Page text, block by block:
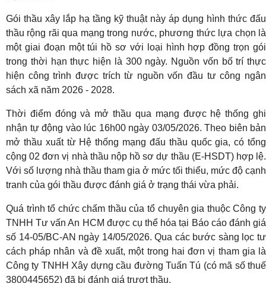
Gói thầu xây lắp hạ tầng kỹ thuật này áp dụng hình thức đấu
thầu rộng rãi qua mạng trong nước, phương thức lựa chọn là
một giai đoạn một túi hồ sơ với loại hình hợp đồng trọn gói
trong thời hạn thực hiện là 300 ngày. Nguồn vốn bố trí thực
hiện công trình được trích từ nguồn vốn đầu tư công ngân
sách xã năm 2026 - 2028.
Thời điểm đóng và mở thầu qua mạng được hệ thống ghi
nhận tự động vào lúc 16h00 ngày 03/05/2026. Theo biên bản
mở thầu xuất từ Hệ thống mạng đấu thầu quốc gia, có tổng
cộng 02 đơn vị nhà thầu nộp hồ sơ dự thầu (E-HSDT) hợp lệ.
Với số lượng nhà thầu tham gia ở mức tối thiểu, mức độ cạnh
tranh của gói thầu được đánh giá ở trạng thái vừa phải.
Quá trình tổ chức chấm thầu của tổ chuyên gia thuộc Công ty
TNHH Tư vấn An HCM được cụ thể hóa tại Báo cáo đánh giá
số 14-05/BC-AN ngày 14/05/2026. Qua các bước sàng lọc tư
cách pháp nhân và đề xuất, một trong hai đơn vị tham gia là
Công ty TNHH Xây dựng cầu đường Tuấn Tú (có mã số thuế
3800445652) đã bị đánh giá trượt thầu.